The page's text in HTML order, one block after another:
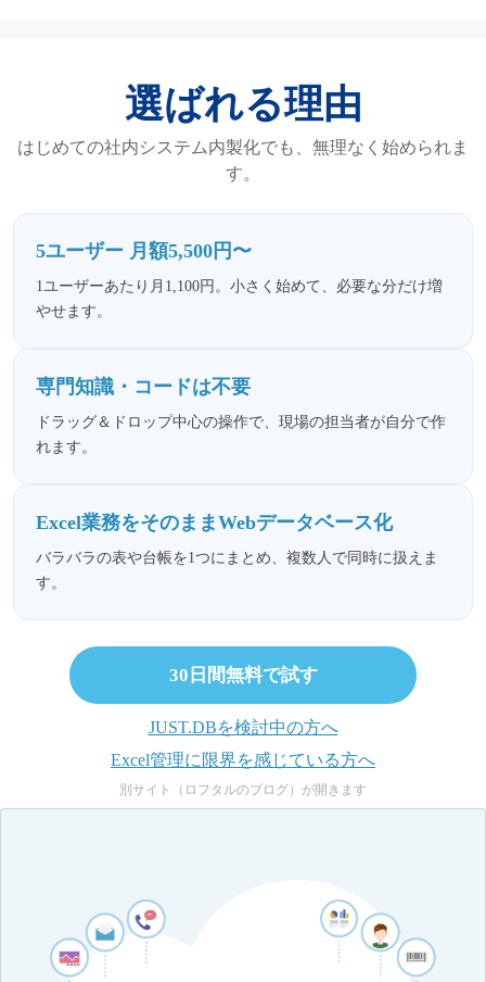
選ばれる理由
はじめての社内システム内製化でも、無理なく始められま
す。
5ユーザー 月額5,500円〜
1ユーザーあたり月1,100円。小さく始めて、必要な分だけ増
やせます。
専門知識・コードは不要
ドラッグ＆ドロップ中心の操作で、現場の担当者が自分で作
れます。
Excel業務をそのままWebデータベース化
バラバラの表や台帳を1つにまとめ、複数人で同時に扱えま
す。
30日間無料で試す
JUST.DBを検討中の方へ
Excel管理に限界を感じている方へ
別サイト（ロフタルのブログ）が開きます